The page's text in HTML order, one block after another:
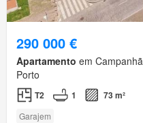
290 000 €
Apartamento em
Porto
T2 1 73 m²
Garajem